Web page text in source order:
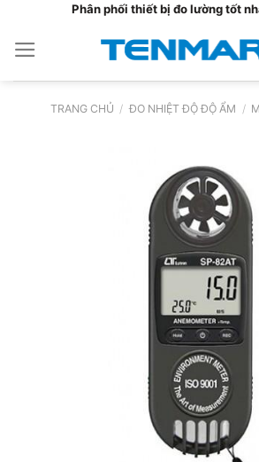
nội
dung
Phân phối thiết bị đo lường tốt
TRANG CHỦ / ĐO NHIỆT ĐỘ ĐỘ ẨM /